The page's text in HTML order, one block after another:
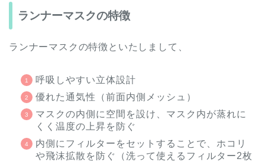
ランナーマスクの特徴
ランナーマスクの特徴といたしまして、
呼吸しやすい立体設計
優れた通気性（前面内側メッシュ）
マスクの内側に空間を設け、マスク内が蒸れに
くく温度の上昇を防ぐ
内側にフィルターをセットすることで、ホコリ
や飛沫拡散を防ぐ（洗って使えるフィルター2枚